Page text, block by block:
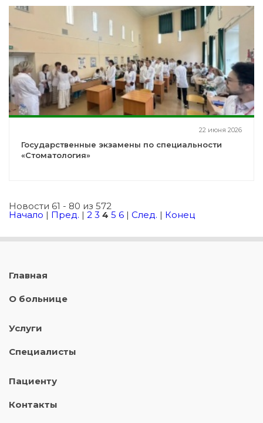
22 июня 2026
Государственные экзамены по специальности
«Стоматология»
Новости 61 - 80 из 572
Начало | Пред. | 2 3 4 5 6 | След. | Конец
Главная
О больнице
Услуги
Специалисты
Пациенту
Контакты